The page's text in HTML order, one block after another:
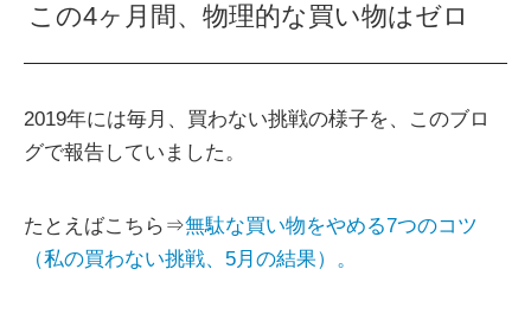
この4ヶ月間、物理的な買い物はゼロ
2019年には毎月、買わない挑戦の様子を、このブロ
グで報告していました。
たとえばこちら⇒無駄な買い物をやめる7つのコツ
（私の買わない挑戦、5月の結果）。